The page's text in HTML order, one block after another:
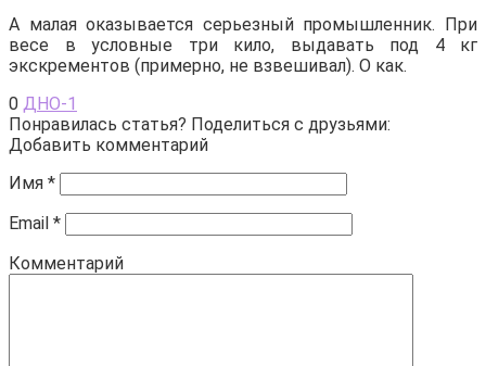
А малая оказывается серьезный промышленник. При
весе в условные три кило, выдавать под 4 кг
экскрементов (примерно, не взвешивал). О как.
0 ДНО-1
Понравилась статья? Поделиться с друзьями:
Добавить комментарий
Имя *
Email *
Комментарий